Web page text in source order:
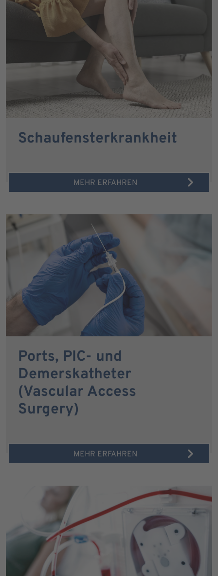
Schaufensterkrankheit
MEHR ERFAHREN
Ports, PIC- und
Demerskatheter
(Vascular Access
Surgery)
MEHR ERFAHREN